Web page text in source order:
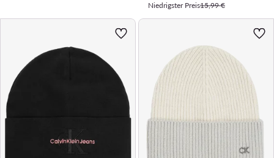
Niedrigster Preis15,99 €